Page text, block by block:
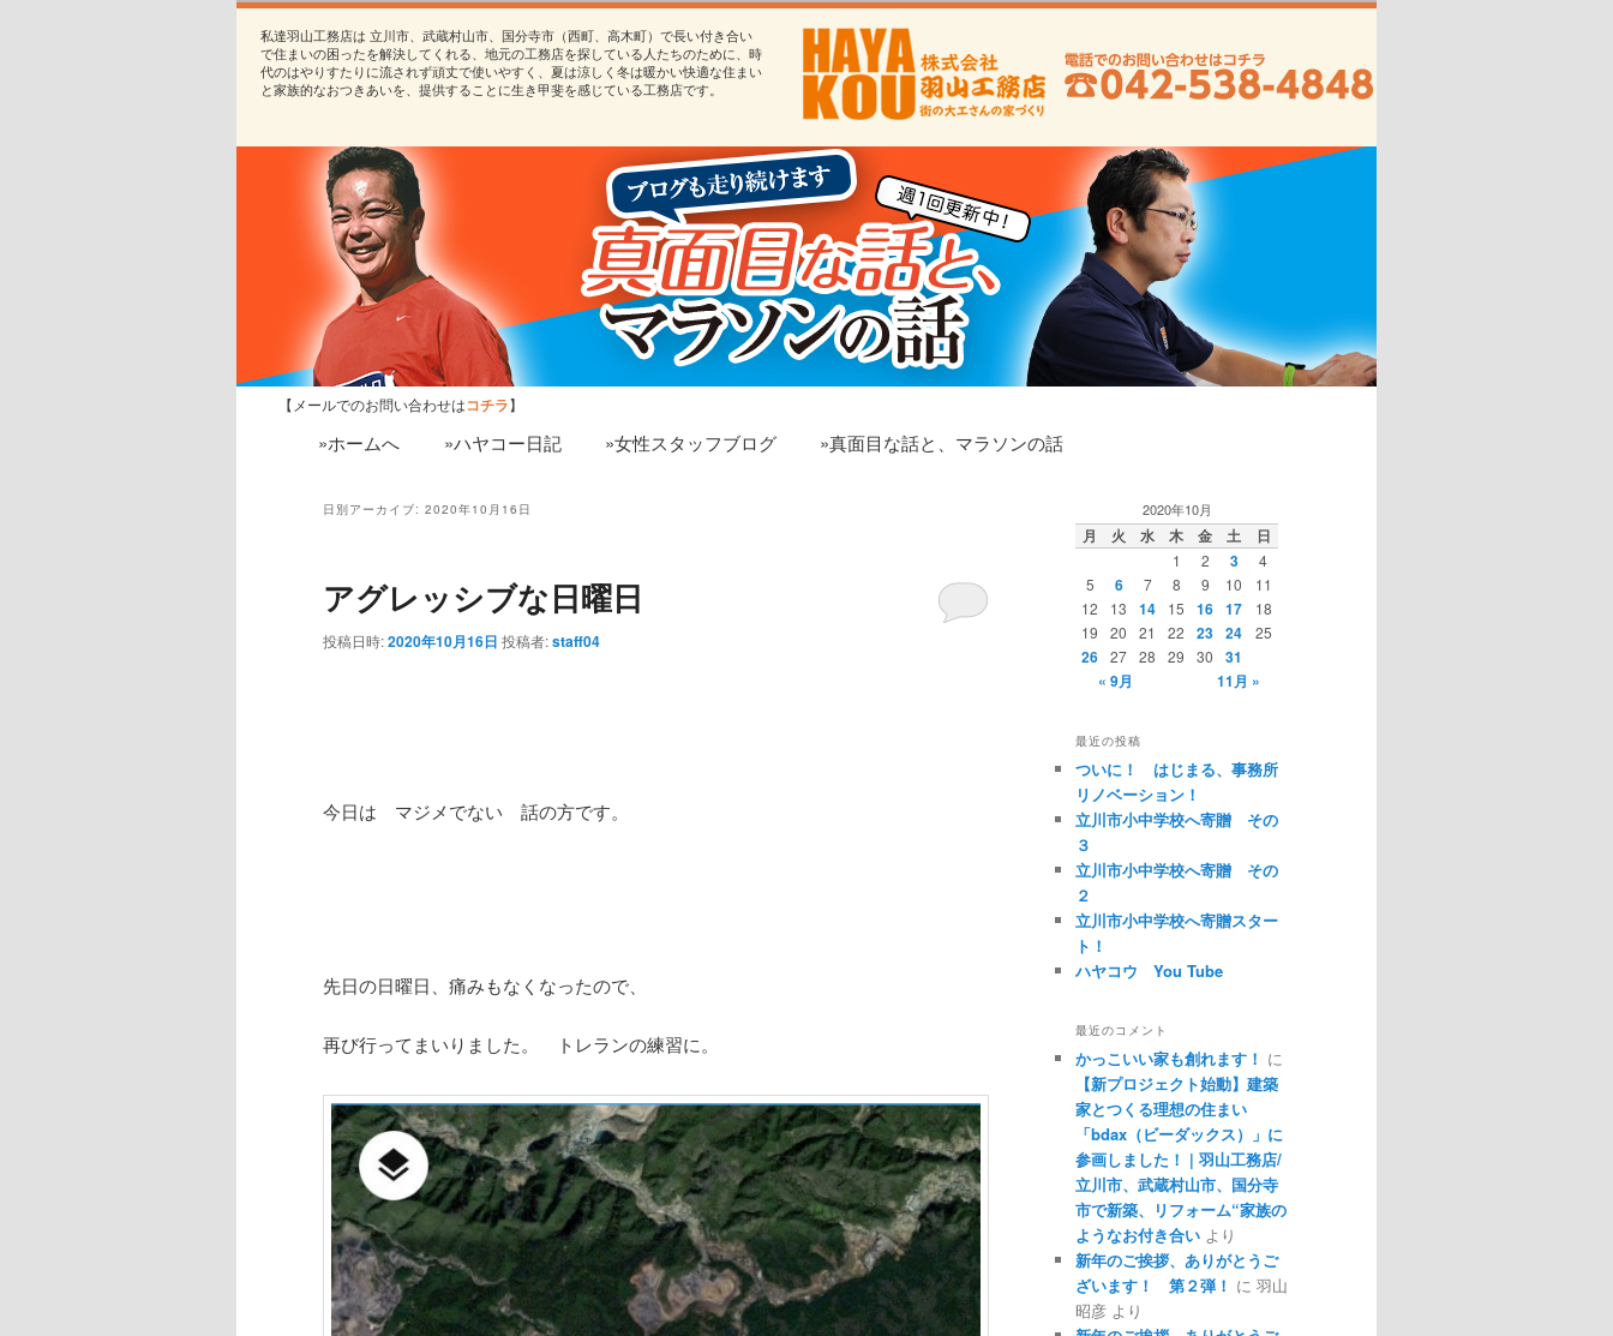
私達羽山工務店は 立川市、武蔵村山市、国分寺市（西町、高木町）で長い付き合い
で住まいの困ったを解決してくれる、地元の工務店を探している人たちのために、時
代のはやりすたりに流されず頑丈で使いやすく、夏は涼しく冬は暖かい快適な住まい
と家族的なおつきあいを、提供することに生き甲斐を感じている工務店です。
【メールでのお問い合わせはコチラ】
»ホームへ »ハヤコー日記 »女性スタッフブログ »真面目な話と、マラソンの話
日別アーカイブ:2020年10月16日
アグレッシブな日曜日
投稿日時:2020年10月16日 投稿者:staff04
今日は マジメでない 話の方です。
先日の日曜日、痛みもなくなったので、
再び行ってまいりました。 トレランの練習に。
2020年10月
月 火 水 木 金 土 日
1 2 3
4
5
6 7 8 9 10
11
12
13 14 15 16 17
18
19
20 21 22 23 24 25
26 27 28 29 30
31
« 9月
11月 »
最近の投稿
ついに！ はじまる、事務所
リノベーション！
立川市小中学校へ寄贈 その
３
立川市小中学校へ寄贈 その
２
立川市小中学校へ寄贈スター
ト！
ハヤコウ You Tube
最近のコメント
かっこいい家も創れます！ に
【新プロジェクト始動】建築
家とつくる理想の住まい
「bdax（ビーダックス）」に
参画しました！ | 羽山工務店/
立川市、武蔵村山市、国分寺
市で新築、リフォーム“家族の
ようなお付き合い より
新年のご挨拶、ありがとうご
ざいます！ 第２弾！ に羽山
昭彦 より